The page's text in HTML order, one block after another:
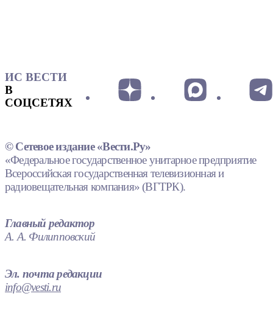
ИС ВЕСТИ
В
СОЦСЕТЯХ
© Сетевое издание «Вести.Ру»
«Федеральное государственное унитарное предприятие
Всероссийская государственная телевизионная и
радиовещательная компания» (ВГТРК).
Главный редактор
А. А. Филипповский
Эл. почта редакции
info@vesti.ru